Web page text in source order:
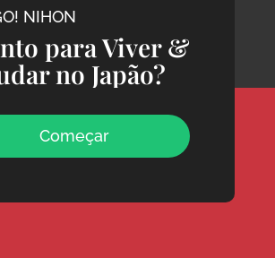
NIHON
para Viver &
no Japão?
Começar